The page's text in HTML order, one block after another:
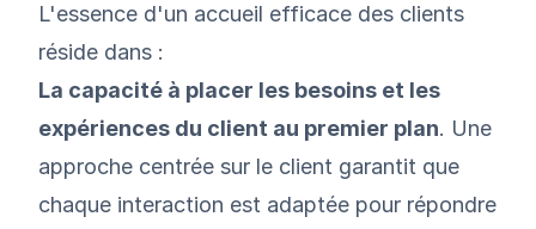
L'essence d'un accueil efficace des clients
réside dans :
La capacité à placer les besoins et les
expériences du client au premier plan. Une
approche centrée sur le client garantit que
chaque interaction est adaptée pour répondre